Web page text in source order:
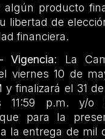
producto
libertad de
financiera.
Vigencia: La
viernes 10 de
finalizará el 31
p.m. y/o
para la
la entrega de mil